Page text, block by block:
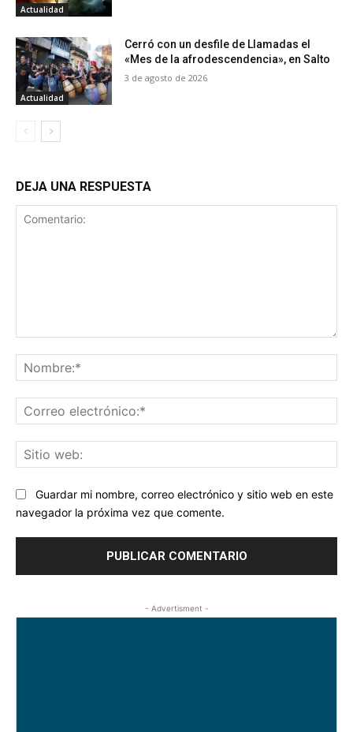
Actualidad
Actualidad
Cerró con un desfile de Llamadas el
«Mes de la afrodescendencia», en Salto
3 de agosto de 2026
DEJA UNA RESPUESTA
Guardar mi nombre, correo electrónico y sitio web en este
navegador la próxima vez que comente.
- Advertisment -